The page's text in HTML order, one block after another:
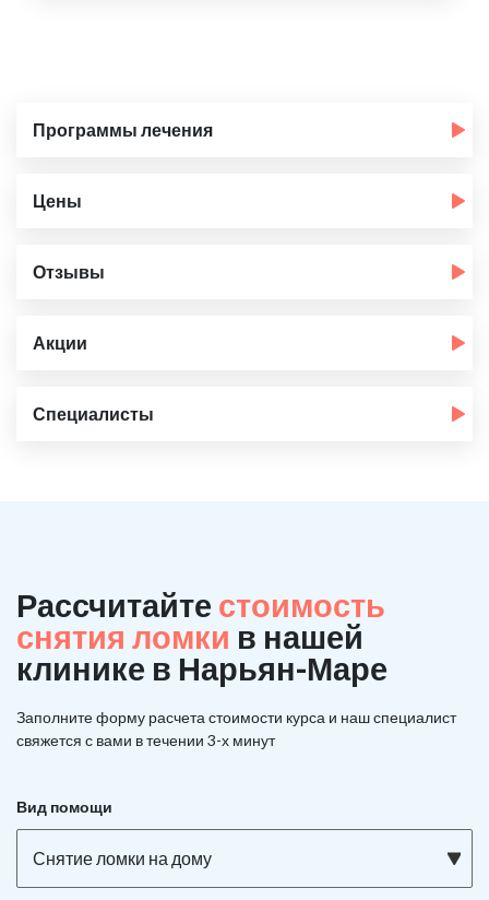
Программы лечения
Цены
Отзывы
Акции
Специалисты
Рассчитайте стоимость
снятия ломки в нашей
клинике в Нарьян-Маре
Заполните форму расчета стоимости курса и наш специалист
свяжется с вами в течении 3-х минут
Вид помощи
Снятие ломки на дому